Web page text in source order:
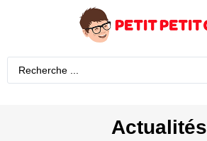
Actualités